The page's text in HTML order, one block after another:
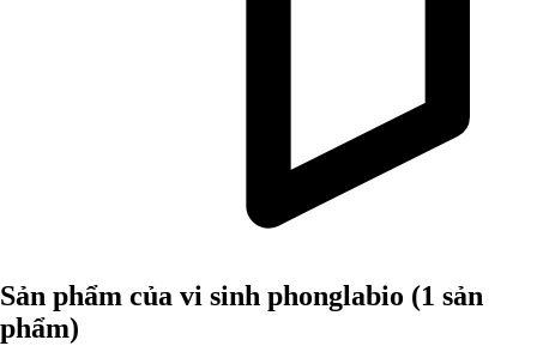
Sản phẩm của vi sinh phonglabio (1 sản
phẩm)